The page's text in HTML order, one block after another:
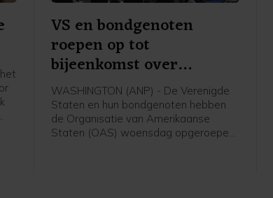
VS en bondgenoten
roepen op tot
bijeenkomst over
Nicaragua
WASHINGTON (ANP) - De Verenigde
Staten en hun bondgenoten hebben
de Organisatie van Amerikaanse
Staten (OAS) woensdag opgeroepen